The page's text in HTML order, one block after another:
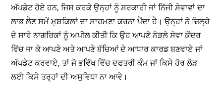
ਅੱਪਡੇਟ ਹੋਏ ਹਨ, ਜਿਸ ਕਰਕੇ ਉਨ੍ਹਾਂ ਨੂੰ ਸਰਕਾਰੀ ਜਾਂ ਨਿੱਜੀ ਸੇਵਾਵਾਂ ਦਾ
ਲਾਭ ਲੈਣ ਸਮੇਂ ਮੁਸ਼ਕਿਲਾਂ ਦਾ ਸਾਹਮਣਾ ਕਰਨਾ ਪੈਂਦਾ ਹੈ। ਉਨ੍ਹਾਂ ਨੇ ਜ਼ਿਲ੍ਹੇ
ਦੇ ਸਾਰੇ ਨਾਗਰਿਕਾਂ ਨੂੰ ਅਪੀਲ ਕੀਤੀ ਕਿ ਉਹ ਆਪਣੇ ਨੇੜਲੇ ਸੇਵਾ ਕੇਂਦਰ
ਵਿੱਚ ਜਾ ਕੇ ਆਪਣੇ ਅਤੇ ਆਪਣੇ ਬੱਚਿਆਂ ਦੇ ਆਧਾਰ ਕਾਰਡ ਬਣਵਾਏ ਜਾਂ
ਅੱਪਡੇਟ ਕਰਵਾਏ, ਤਾਂ ਜੋ ਭਵਿੱਖ ਵਿੱਚ ਦਫਤਰੀ ਕੰਮ ਜਾਂ ਕਿਸੇ ਹੋਰ ਲੋੜ
ਲਈ ਕਿਸੇ ਤਰ੍ਹਾਂ ਦੀ ਅਸੁਵਿਧਾ ਨਾ ਆਵੇ।